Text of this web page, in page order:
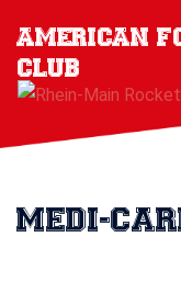
Inhalt
springen
MEDI-